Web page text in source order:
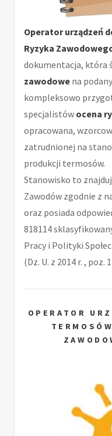
Operator urządzeń
Ryzyka
dokumentacja, która
zawodowe na
kompleksowo
specjalistów ocena
opracowana,
zatrudnionej na
produkcji termosów.
Stanowisko to
Zawodów zgodnie z
oraz posiada
818114
Pracy i Polityki
(Dz. U. z 2014 r. , poz.
OPERATOR